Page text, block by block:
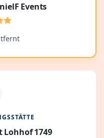
Events
Lohhof 1749